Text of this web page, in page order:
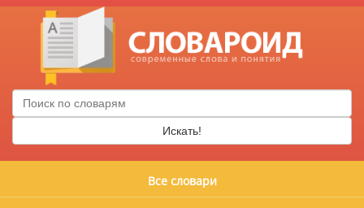
Искать!
Все словари